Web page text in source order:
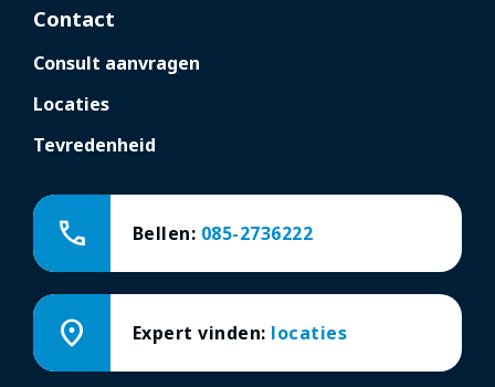
Contact
Consult aanvragen
Locaties
Tevredenheid
call Bellen: 085-2736222
location_on Expert vinden: locaties